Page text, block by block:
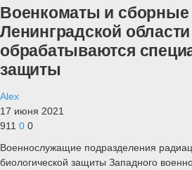
Военкоматы и сборные
Ленинградской
обрабатываются
защиты
Alex
17 июня 2021
911 0 0
Военнослужащие подразделения
биологической защиты Западного